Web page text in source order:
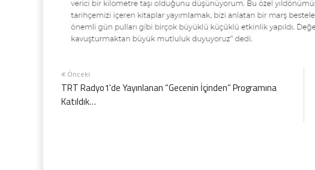
Önceki
TRT Radyo1'de Yayınlanan “Gecenin İçinden” Programına
Katıldık…